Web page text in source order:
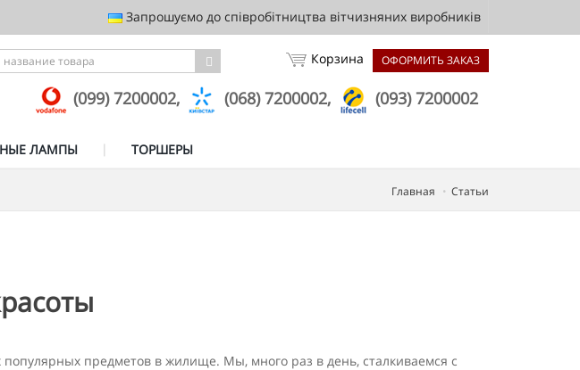
Запрошуємо до співробітництва вітчизняних виробників
ОФОРМИТЬ ЗАКАЗ
Корзина
(099) 7200002, (068) 7200002, (093) 7200002
ЛАМПЫ ТОРШЕРЫ
Главная Статьи
предметов в жилище. Мы, много раз в день, сталкиваемся с